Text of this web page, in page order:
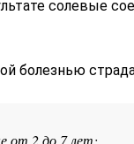
солевые
болезнью
от 2 до 7 лет;